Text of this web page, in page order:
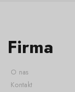
Firma
O nas
Kontakt